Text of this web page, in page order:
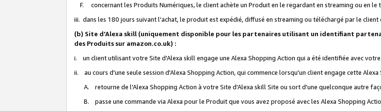
F. concernant les Produits Numériques, le client achète un Produit en le regardant en streaming ou en le
iii. dans les 180 jours suivant l'achat, le produit est expédié, diffusé en streaming ou téléchargé par le client
(b) Site d'Alexa skill (uniquement disponible pour les partenaires utilisant un identifiant
des Produits sur amazon.co.uk) :
i. un client utilisant votre Site d'Alexa skill engage une Alexa Shopping Action qui a été identifiée avec votre
ii. au cours d'une seule session d'Alexa Shopping Action, qui commence lorsqu'un client engage cette
A. retourne de l'Alexa Shopping Action à votre Site d'Alexa skill Site ou sort d'une quelconque autre
B. passe une commande via Alexa pour le Produit que vous avez proposé avec les Alexa Shopping